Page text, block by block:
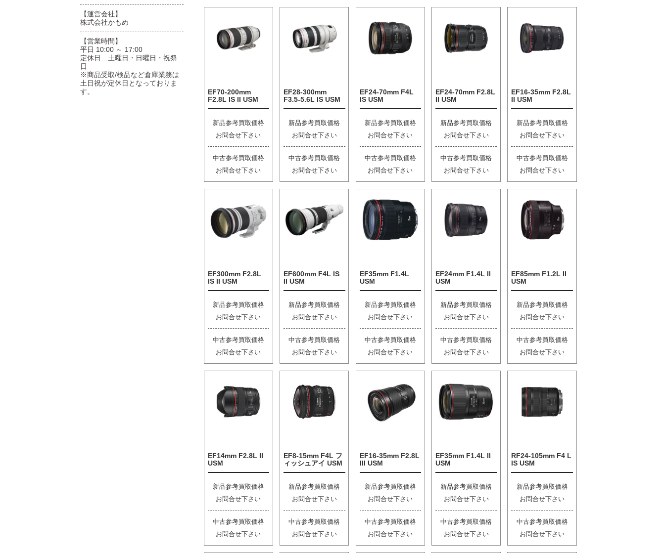
EF70-200mm
F2.8L IS II USM
新品参考買取価格
お問合せ下さい
中古参考買取価格
お問合せ下さい
EF28-300mm
F3.5-5.6L IS USM
新品参考買取価格
お問合せ下さい
中古参考買取価格
お問合せ下さい
EF24-70mm F4L
IS USM
新品参考買取価格
お問合せ下さい
中古参考買取価格
お問合せ下さい
EF24-70mm F2.8L
II USM
新品参考買取価格
お問合せ下さい
中古参考買取価格
お問合せ下さい
EF16-35mm F2.8L
II USM
新品参考買取価格
お問合せ下さい
中古参考買取価格
お問合せ下さい
EF300mm F2.8L
IS II USM
新品参考買取価格
お問合せ下さい
中古参考買取価格
お問合せ下さい
EF600mm F4L IS
II USM
新品参考買取価格
お問合せ下さい
中古参考買取価格
お問合せ下さい
EF35mm F1.4L
USM
新品参考買取価格
お問合せ下さい
中古参考買取価格
お問合せ下さい
EF24mm F1.4L II
USM
新品参考買取価格
お問合せ下さい
中古参考買取価格
お問合せ下さい
EF85mm F1.2L II
USM
新品参考買取価格
お問合せ下さい
中古参考買取価格
お問合せ下さい
EF14mm F2.8L II
USM
新品参考買取価格
お問合せ下さい
中古参考買取価格
お問合せ下さい
EF8-15mm F4L フ
ィッシュアイ USM
新品参考買取価格
お問合せ下さい
中古参考買取価格
お問合せ下さい
EF16-35mm F2.8L
III USM
新品参考買取価格
お問合せ下さい
中古参考買取価格
お問合せ下さい
EF35mm F1.4L II
USM
新品参考買取価格
お問合せ下さい
中古参考買取価格
お問合せ下さい
RF24-105mm F4 L
IS USM
新品参考買取価格
お問合せ下さい
中古参考買取価格
お問合せ下さい
【運営会社】
株式会社かもめ
【営業時間】
平日 10:00 ～ 17:00
定休日…土曜日・日曜日・祝祭
日
※商品受取/検品など倉庫業務は
土日祝が定休日となっておりま
す。